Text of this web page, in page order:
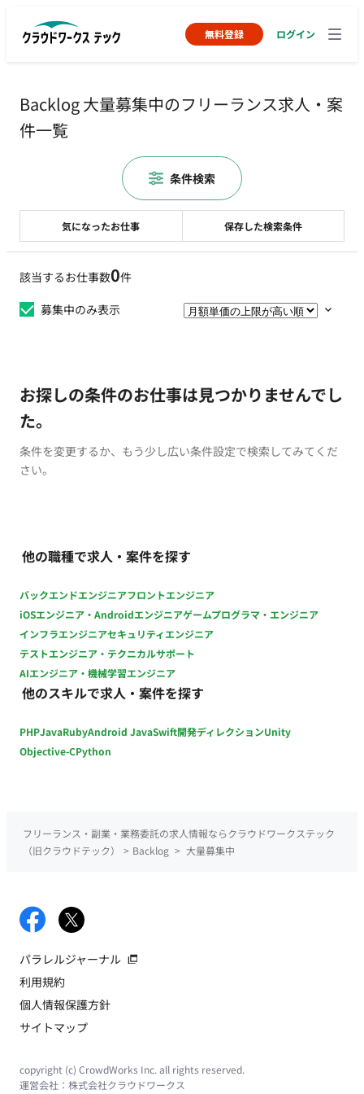
無料登録 ログイン
Backlog 大量募集中のフリーランス求人・案
件一覧
該当するお仕事数0件
募集中のみ表示
お探しの条件のお仕事は見つかりませんでし
た。
条件を変更するか、もう少し広い条件設定で検索してみてくだ
さい。
他の職種で求人・案件を探す
バックエンドエンジニアフロントエンジニア
iOSエンジニア・Androidエンジニアゲームプログラマ・エンジニア
インフラエンジニアセキュリティエンジニア
テストエンジニア・テクニカルサポート
AIエンジニア・機械学習エンジニア
他のスキルで求人・案件を探す
PHPJavaRubyAndroid JavaSwift開発ディレクションUnity
Objective-CPython
気になったお仕事 保存した検索条件
条件検索
フリーランス・副業・業務委託の求人情報ならクラウドワークステック
（旧クラウドテック）
> Backlog > 大量募集中
パラレルジャーナル
利用規約
個人情報保護方針
サイトマップ
copyright (c) CrowdWorks Inc. all rights reserved.
運営会社： 株式会社クラウドワークス